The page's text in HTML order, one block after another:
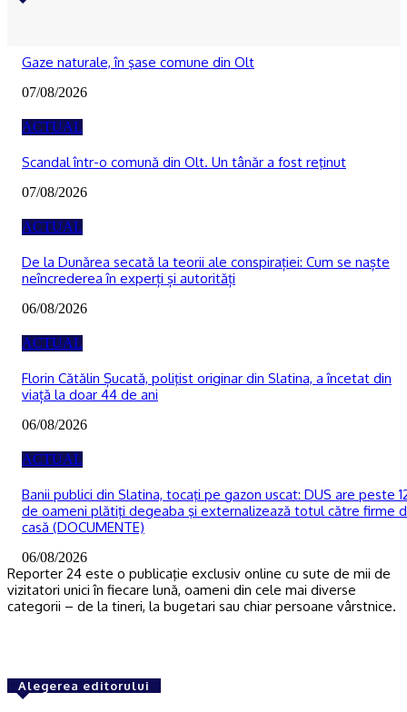
Gaze naturale, în şase comune din Olt
07/08/2026
ACTUAL
Scandal într-o comună din Olt. Un tânăr a fost reţinut
07/08/2026
ACTUAL
De la Dunărea secată la teorii ale conspirației: Cum se naște
neîncrederea în experți și autorități
06/08/2026
ACTUAL
Florin Cătălin Șucată, poliţist originar din Slatina, a încetat din
viață la doar 44 de ani
06/08/2026
ACTUAL
Banii publici din Slatina, tocaţi pe gazon uscat: DUS are peste
de oameni plătiţi degeaba şi externalizează totul către firme
casă (DOCUMENTE)
06/08/2026
Reporter 24 este o publicaţie exclusiv online cu sute de mii de
vizitatori unici în fiecare lună, oameni din cele mai diverse
categorii – de la tineri, la bugetari sau chiar persoane vârstnice.
Alegerea editorului